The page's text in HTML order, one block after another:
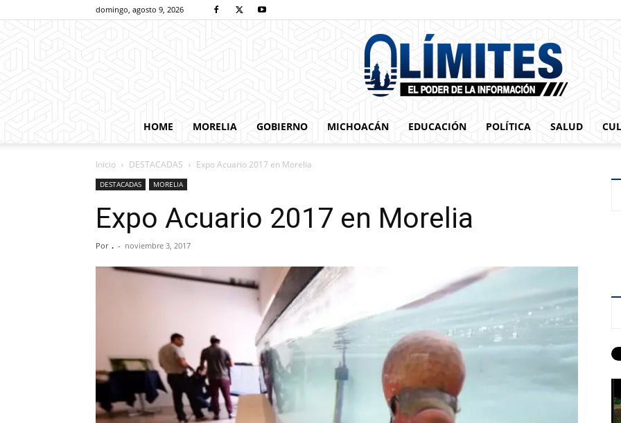
domingo, agosto 9, 2026
HOME MORELIA GOBIERNO MICHOACÁN EDUCACIÓN POLÍTICA SALUD
Inicio DESTACADAS Expo Acuario 2017 en Morelia
DESTACADAS MORELIA
Expo Acuario 2017 en Morelia
Por . - noviembre 3, 2017